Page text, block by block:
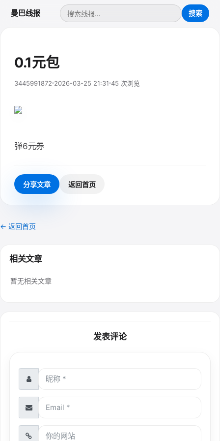
曼巴线报
0.1元包
3445991872 2026-03-25 21:31 45 次浏览
弹6元券
分享文章 返回首页
← 返回首页
相关文章
暂无相关文章
发表评论